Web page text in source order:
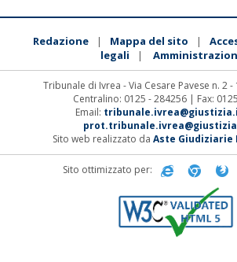
Redazione | Mappa del sito |
legali
|
Tribunale di Ivrea - Via Cesare Pavese n. 2 -
Centralino: 0125 - 284256 | Fax:
Email:
Sito web realizzato da Aste Giudiziarie
Sito ottimizzato per: